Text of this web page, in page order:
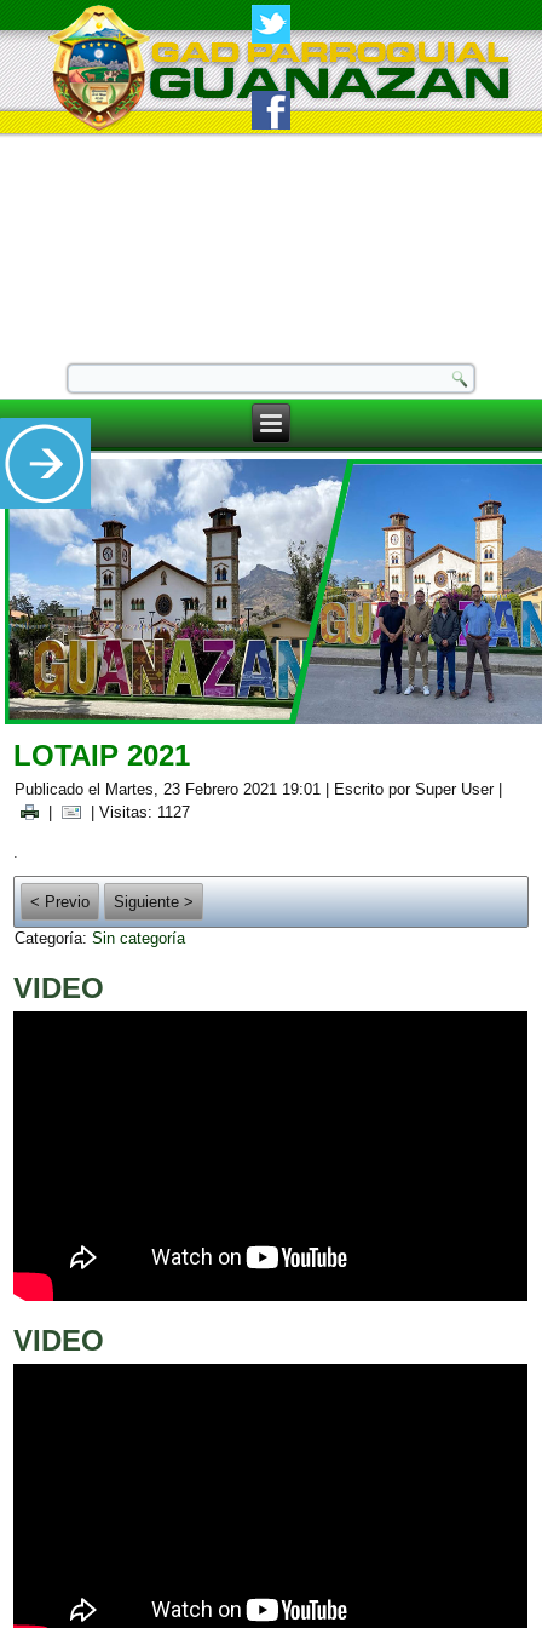
LOTAIP 2021
Publicado el Martes, 23 Febrero 2021 19:01 | Escrito por Super User|
|
| Visitas: 1127
.
< Previo
Siguiente >
Categoría:Sin categoría
VIDEO
VIDEO